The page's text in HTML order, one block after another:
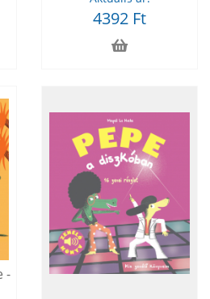
4392 Ft
-